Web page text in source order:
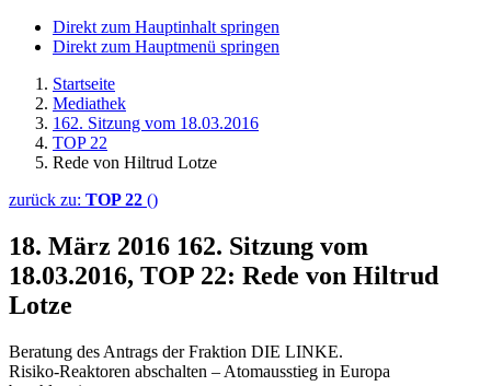
Direkt zum Hauptinhalt springen
Direkt zum Hauptmenü springen
Startseite
Mediathek
162. Sitzung vom 18.03.2016
TOP 22
Rede von Hiltrud Lotze
zurück zu: TOP 22 ()
18. März 2016 162. Sitzung vom
18.03.2016, TOP 22: Rede von Hiltrud
Lotze
Beratung des Antrags der Fraktion DIE LINKE.
Risiko-Reaktoren abschalten – Atomausstieg in Europa